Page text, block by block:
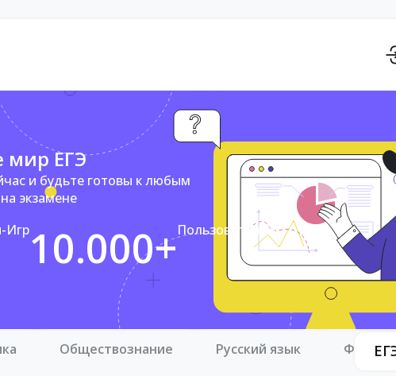
мир ЕГЭ
и будьте готовы к любым
экзамене
Игр10.000+Пользователей
Обществознание Русский язык Физика